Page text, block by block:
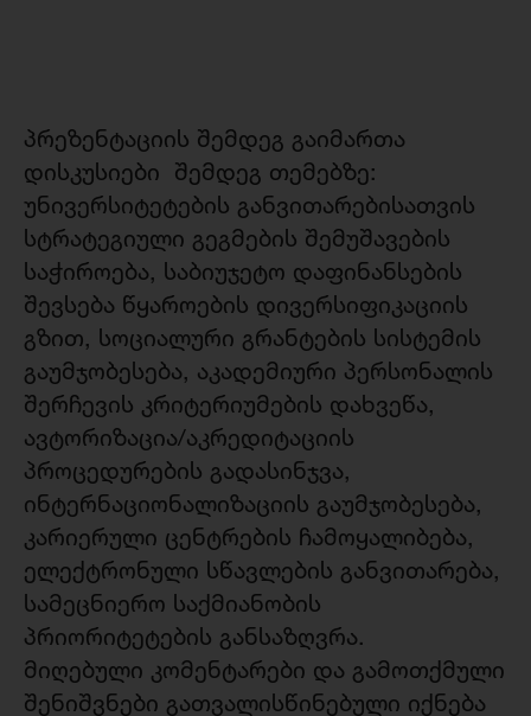
პრეზენტაციის შემდეგ გაიმართა
დისკუსიები შემდეგ თემებზე:
უნივერსიტეტების განვითარებისათვის
სტრატეგიული გეგმების შემუშავების
საჭიროება, საბიუჯეტო დაფინანსების
შევსება წყაროების დივერსიფიკაციის
გზით, სოციალური გრანტების სისტემის
გაუმჯობესება, აკადემიური პერსონალის
შერჩევის კრიტერიუმების დახვეწა,
ავტორიზაცია/აკრედიტაციის
პროცედურების გადასინჯვა,
ინტერნაციონალიზაციის გაუმჯობესება,
კარიერული ცენტრების ჩამოყალიბება,
ელექტრონული სწავლების განვითარება,
სამეცნიერო საქმიანობის
პრიორიტეტების განსაზღვრა.
მიღებული კომენტარები და გამოთქმული
შენიშვნები გათვალისწინებული იქნება